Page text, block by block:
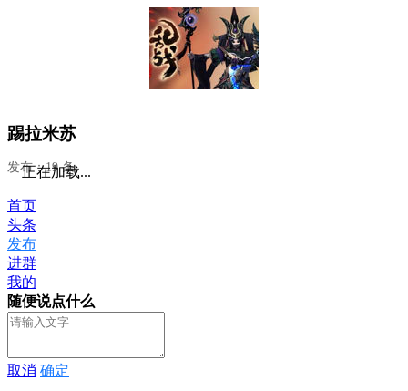
踢拉米苏
发布：19 条
正在加载...
首页
头条
发布
进群
我的
随便说点什么
取消 确定